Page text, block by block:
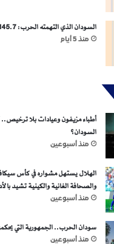
السودان الذي التهمته الحرب: 145.7 مليار دولار خسائر تقديرية
منذ 5 أيام
أطباء مزيفون وعيادات بلا
السودان؟
منذ أسبوعين
الهلال يستهل مشواره في كأس
والصحافة الغانية والكينية تشيد
منذ أسبوعين
سودان الحرب.. الجمهورية التي
منذ أسبوعين